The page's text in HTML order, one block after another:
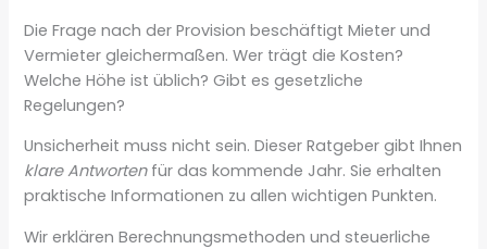
Die Frage nach der Provision beschäftigt Mieter und
Vermieter gleichermaßen. Wer trägt die Kosten?
Welche Höhe ist üblich? Gibt es gesetzliche
Regelungen?
Unsicherheit muss nicht sein. Dieser Ratgeber gibt Ihnen
klare Antwortenfür das kommende Jahr. Sie erhalten
praktische Informationen zu allen wichtigen Punkten.
Wir erklären Berechnungsmethoden und steuerliche